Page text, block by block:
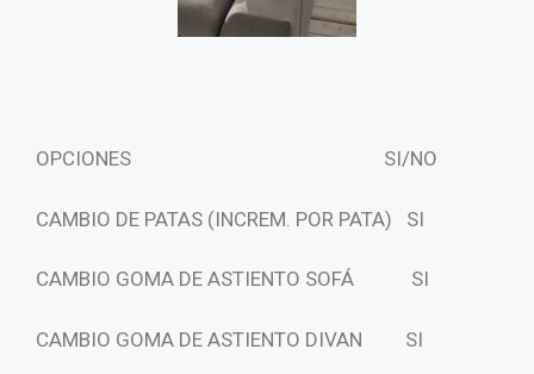
OPCIONES SI/NO
CAMBIO DE PATAS (INCREM. POR PATA) SI
CAMBIO GOMA DE ASTIENTO SOFÁ SI
CAMBIO GOMA DE ASTIENTO DIVAN SI